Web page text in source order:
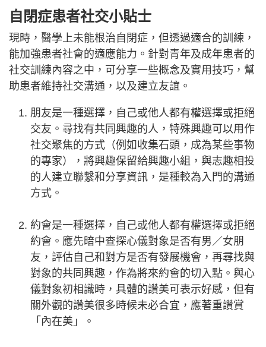
自閉症患者社交小貼士
現時，醫學上未能根治自閉症，但透過適合的訓練，
能加強患者社會的適應能力。針對青年及成年患者的
社交訓練內容之中，可分享一些概念及實用技巧，幫
助患者維持社交溝通，以及建立友誼。
朋友是一種選擇，自己或他人都有權選擇或拒絕
交友。尋找有共同興趣的人，特殊興趣可以用作
社交聚焦的方式（例如收集石頭，成為某些事物
的專家），將興趣保留給興趣小組，與志趣相投
的人建立聯繫和分享資訊，是種較為入門的溝通
方式。
約會是一種選擇，自己或他人都有權選擇或拒絕
約會。應先暗中查探心儀對象是否有男／女朋
友，評估自己和對方是否有發展機會，再尋找與
對象的共同興趣，作為將來約會的切入點。與心
儀對象初相識時，具體的讚美可表示好感，但有
關外觀的讚美很多時候未必合宜，應著重讚賞
「內在美」。